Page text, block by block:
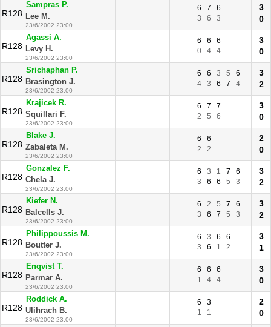
R128
Sampras P.
Lee M.
23/6/2002 23:00
6 7
6
3
6 3
3
0
R128
Agassi A.
Levy H.
23/6/2002 23:00
6 6
6
0
4 4
3
0
R128
Srichaphan P.
Brasington J.
23/6/2002 23:00
6 6 3 5
6
4
3 6 7 4
3
2
R128
Krajicek R.
Squillari F.
23/6/2002 23:00
6 7
7
2
5 6
3
0
R128
Blake J.
Zabaleta M.
23/6/2002 23:00
6
6
2
2
2
0
R128
Gonzalez F.
Chela J.
23/6/2002 23:00
6 3 1 7
6
3
6 6 5 3
3
2
R128
Kiefer N.
Balcells J.
23/6/2002 23:00
6 2 5 7
6
3
6 7 5 3
3
2
R128
Philippoussis M.
Boutter J.
23/6/2002 23:00
6 3 6
6
3
6 1 2
3
1
R128
Enqvist T.
Parmar A.
23/6/2002 23:00
6 6
6
1
4 4
3
0
R128
Roddick A.
Ulihrach B.
23/6/2002 23:00
6
3
1
1
2
0